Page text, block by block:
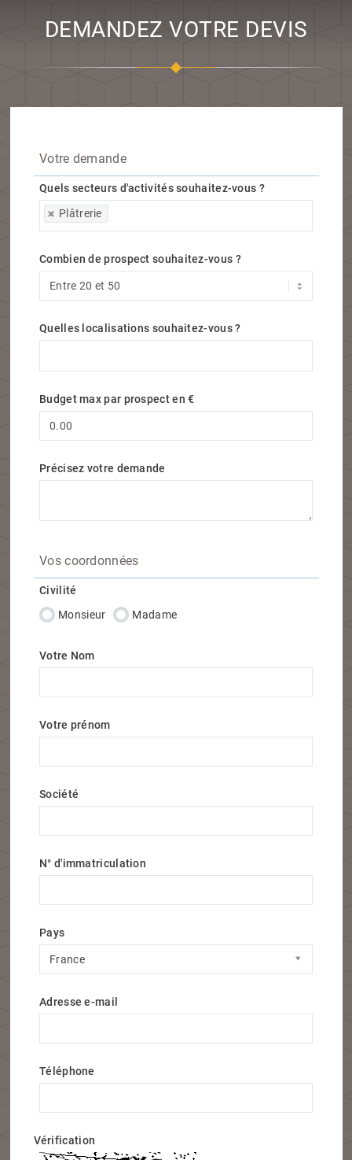
DEMANDEZ VOTRE DEVIS
Votre demande
Quels secteurs d'activités souhaitez-vous ?
Plâtrerie
Quels secteurs d'activités souhaitez-vous ?
Combien de prospect souhaitez-vous ?
Quelles localisations souhaitez-vous ?
Budget max par prospect en €
Précisez votre demande
Vos coordonnées
Civilité
Monsieur
Madame
Votre Nom
Votre prénom
Société
N° d'immatriculation
Pays
France
Pays
Adresse e-mail
Téléphone
Vérification